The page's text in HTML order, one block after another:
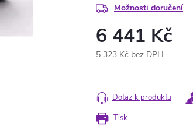
Možnosti doručení
6 441 Kč
5 323 Kč bez DPH
cena:
Tisk
Dotaz k produktu